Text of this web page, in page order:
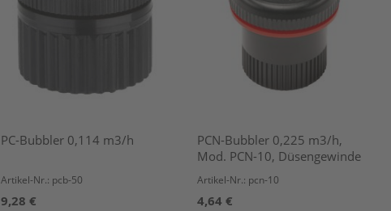
PC-Bubbler 0,114 m3/h
Artikel-Nr.: pcb-50
9,28 €
PCN-Bubbler 0,225 m3/h,
Mod. PCN-10, Düsengewinde
Artikel-Nr.: pcn-10
4,64 €